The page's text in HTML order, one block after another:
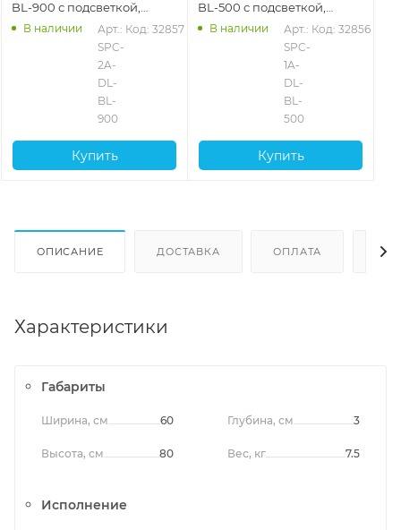
BL-900 с подсветкой,
белый
В наличии
Арт.:
SPC-
2A-
DL-
BL-
900
Код: 32857
Купить
BL-500 с подсветкой,
белый
В наличии
Арт.:
SPC-
1A-
DL-
BL-
500
Код: 32856
Купить
ОПИСАНИЕ ДОСТАВКА ОПЛАТА
Характеристики
Габариты
Ширина, см 60
Высота, см 80
Глубина, см 3
Вес, кг 7.5
Исполнение